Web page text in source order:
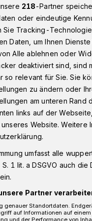
und Schüler des
Partnerschule
Gebäudekomplex
an der
218-Partner
oder eindeutige
Sie Tracking-
Daten, um Ihnen
Alle ablehnen oder
deaktiviert sind, sind
so relevant für Sie. Sie
zu ändern oder
am unteren
links auf der
Website. Weitere
umfasst alle
1 lit. a DSGVO auch
Partner
genauer Standortdaten.
auf Informationen auf
und der Performance von